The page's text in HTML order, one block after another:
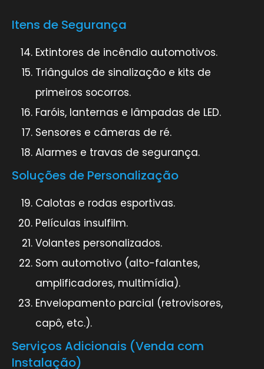
Itens de Segurança
Extintores de incêndio automotivos.
Triângulos de sinalização e kits de
primeiros socorros.
Faróis, lanternas e lâmpadas de LED.
Sensores e câmeras de ré.
Alarmes e travas de segurança.
Soluções de Personalização
Calotas e rodas esportivas.
Películas insulfilm.
Volantes personalizados.
Som automotivo (alto-falantes,
amplificadores, multimídia).
Envelopamento parcial (retrovisores,
capô, etc.).
Serviços Adicionais (Venda com
Instalação)